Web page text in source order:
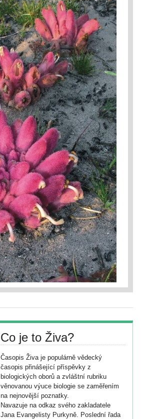
Co je to Živa?
Časopis Živa je populárně vědecký
časopis přinášející příspěvky z
biologických oborů a zvláštní rubriku
věnovanou výuce biologie se zaměřením
na nejnovější poznatky.
Navazuje na odkaz svého zakladatele
Jana Evangelisty Purkyně. Poslední řada